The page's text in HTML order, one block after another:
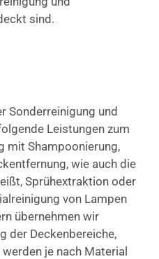
sind.
Sonderreinigung und
Leistungen zum
mit Shampoonierung,
wie auch die
Sprühextraktion oder
von Lampen
übernehmen wir
der Deckenbereiche,
je nach Material